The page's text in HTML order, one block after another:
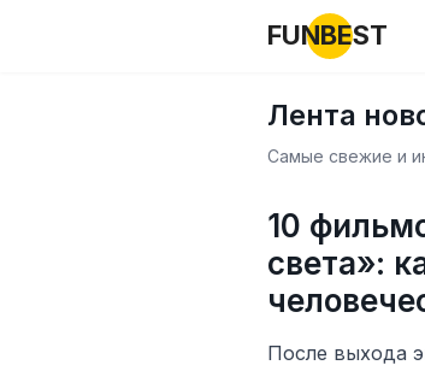
FUNBEST
Лента
Самые свежие и
10
света»:
После выхода